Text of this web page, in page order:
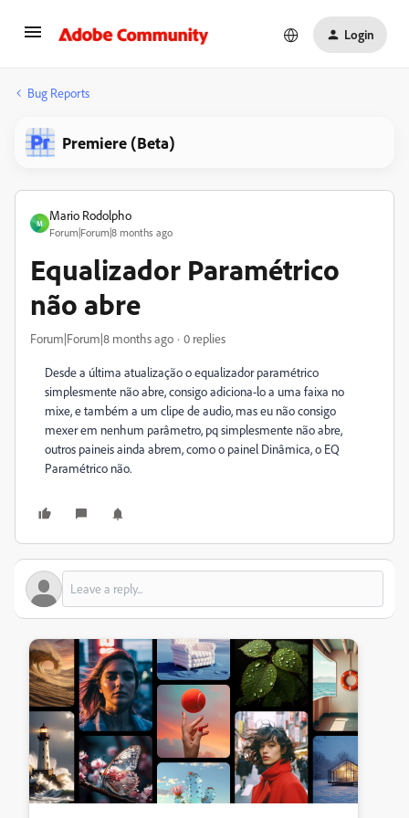
Login
Bug Reports
Premiere (Beta)
M
Mario Rodolpho
Forum|Forum|8 months ago
Equalizador Paramétrico
não abre
Forum|Forum|8 months ago 0 replies
Desde a última atualização o equalizador paramétrico
simplesmente não abre, consigo adiciona-lo a uma faixa no
mixe, e também a um clipe de audio, mas eu não consigo
mexer em nenhum parâmetro, pq simplesmente não abre,
outros paineis ainda abrem, como o painel Dinâmica, o EQ
Paramétrico não.